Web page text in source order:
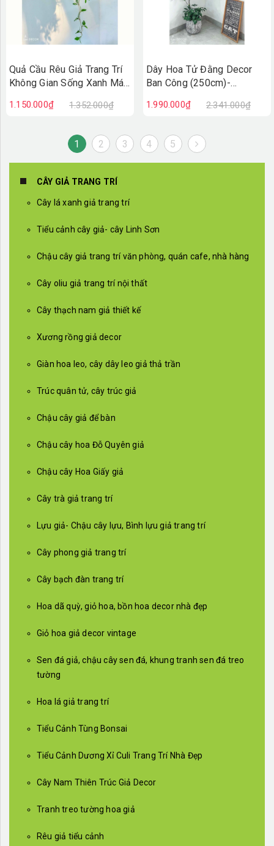
Quả Cầu Rêu Giả Trang Trí
Không Gian Sống Xanh Mát
1.150.000₫ 1.352.000₫
Dây Hoa Tử Đằng Decor
Ban Công (250cm)-
1.990.000₫ 2.341.000₫
1 2 3 4 5
CÂY GIẢ TRANG TRÍ
Cây lá xanh giả trang trí
Tiểu cảnh cây giả- cây Linh Sơn
Chậu cây giả trang trí văn phòng, quán cafe, nhà hàng
Cây oliu giả trang trí nội thất
Cây thạch nam giả thiết kế
Xương rồng giả decor
Giàn hoa leo, cây dây leo giả thả trần
Trúc quân tử, cây trúc giả
Chậu cây giả để bàn
Chậu cây hoa Đỗ Quyên giả
Chậu cây Hoa Giấy giả
Cây trà giả trang trí
Lựu giả- Chậu cây lựu, Bình lựu giả trang trí
Cây phong giả trang trí
Cây bạch đàn trang trí
Hoa dã quỳ, giỏ hoa, bồn hoa decor nhà đẹp
Giỏ hoa giả decor vintage
Sen đá giả, chậu cây sen đá, khung tranh sen đá treo
tường
Hoa lá giả trang trí
Tiểu Cảnh Tùng Bonsai
Tiểu Cảnh Dương Xỉ Culi Trang Trí Nhà Đẹp
Cây Nam Thiên Trúc Giả Decor
Tranh treo tường hoa giả
Rêu giả tiểu cảnh